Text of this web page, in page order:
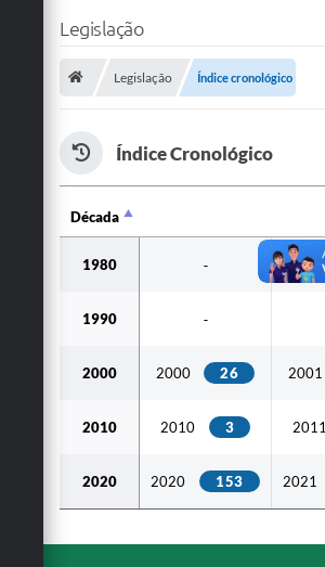
Notícias
Governo
Transparência
Galeria de Fotos
Carta de Serviços
Legislação
Legislação Índice cronológico
Índice Cronológico
Década
1980
-
1990 -
2000 2000 26 2001
2010 2010 3 2011
2020 2020 153 2021